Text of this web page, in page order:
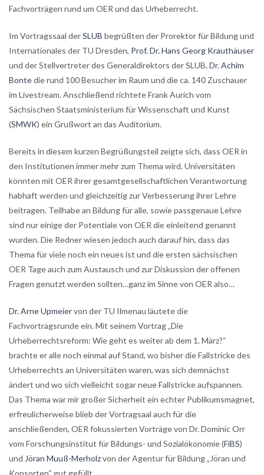
Fachvorträgen rund um OER und das Urheberrecht.
Im Vortragssaal derSLUB begrüßten der Prorektor für Bildung und
Internationales der TU Dresden, Prof. Dr. Hans Georg Krauthäuser
und der Stellvertreter des Generaldirektors der SLUB, Dr. Achim
Bontedie rund 100 Besucher im Raum und die ca. 140 Zuschauer
im Livestream. Anschließend richtete Frank Aurich vom
Sächsischen Staatsministerium für Wissenschaft und Kunst
(SMWK) ein Grußwort an das Auditorium.
Bereits in diesem kurzen Begrüßungsteil zeigte sich, dass OER in
den Institutionen immer mehr zum Thema wird. Universitäten
könnten mit OER ihrer gesamtgesellschaftlichen Verantwortung
habhaft werden und gleichzeitig zur Verbesserung ihrer Lehre
beitragen. Teilhabe an Bildung für alle, sowie passgenaue Lehre
sind nur einige der Potentiale von OER die einleitend genannt
wurden. Die Redner wiesen jedoch auch darauf hin, dass das
Thema für viele noch ein neues ist und die ersten sächsischen
OER Tage auch zum Austausch und zur Diskussion der offenen
Fragen genutzt werden sollten…ganz im Sinne von OER also…
Dr. Arne Upmeiervon der TU Ilmenau läutete die
Fachvortragsrunde ein. Mit seinem Vortrag „Die
Urheberrechtsreform: Wie geht es weiter ab dem 1. März?“
brachte er alle noch einmal auf Stand, wo bisher die Fallstricke des
Urheberrechts an Universitäten waren, was sich demnächst
ändert und wo sich vielleicht sogar neue Fallstricke aufspannen.
Das Thema war mir großer Sicherheit ein echter Publikumsmagnet,
erfreulicherweise blieb der Vortragsaal auch für die
anschließenden, OER fokussierten Vorträge von Dr. Dominic Orr
vom Forschungsinstitut für Bildungs- und Sozialökonomie (FiBS)
und Jöran Muuß-Merholzvon der Agentur für Bildung „Jöran und
Konsorten“ gut gefüllt.